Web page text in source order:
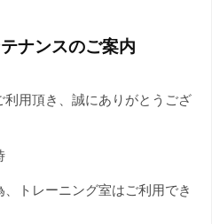
ナンスのご案内
用頂き、誠にありがとうござ
トレーニング室はご利用でき